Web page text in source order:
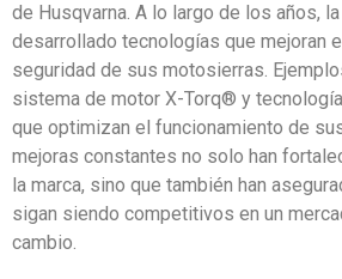
de Husqvarna. A lo largo de los años,
desarrollado tecnologías que mejoran
seguridad de sus motosierras.
sistema de motor X-Torq® y
que optimizan el funcionamiento de
mejoras constantes no solo han
la marca, sino que también han
sigan siendo competitivos en un
cambio.